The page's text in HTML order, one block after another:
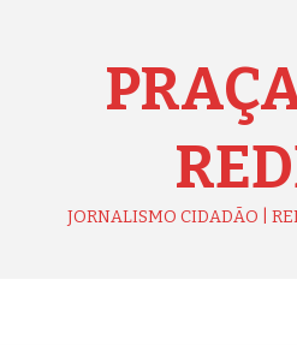
JORNALISMO CIDADÃO |